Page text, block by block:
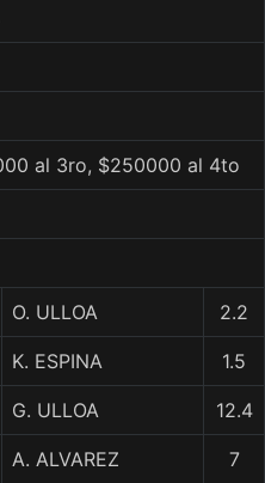
al 3ro, $250000 al 4to
O. ULLOA 2.2
K. ESPINA 1.5
G. ULLOA 12.4
A. ALVAREZ 7